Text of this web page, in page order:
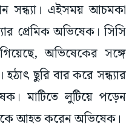
সন্ধ্যা। এইসময় আচমকা
প্রেমিক অভিষেক। সিসি
অভিষেকের সঙ্গে
হঠাৎ ছুরি বার করে সন্ধ্যার
মাটিতে লুটিয়ে পড়েন
আহত করেন অভিষেক।